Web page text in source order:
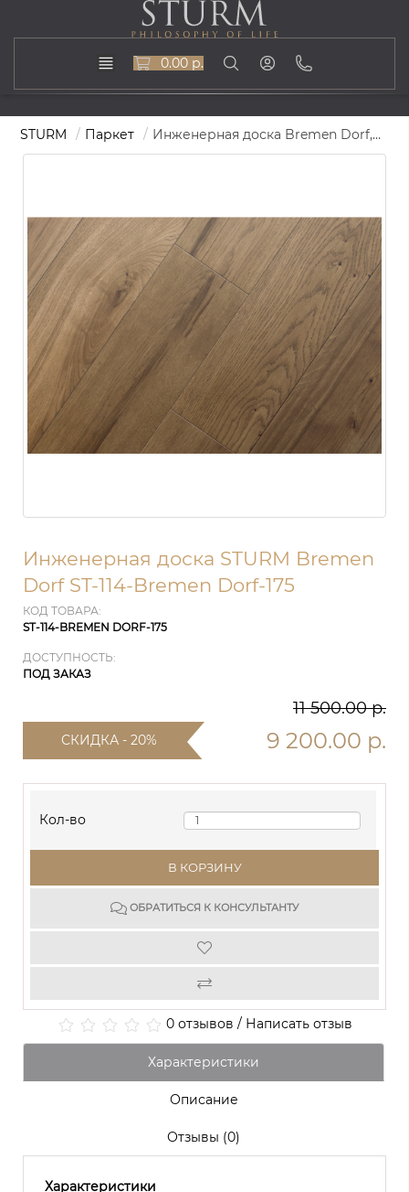
0.00 р.
STURM Паркет Инженерная доска Bremen Dorf, 400-1500х175, ST-114-Bremen Dorf-175
Инженерная доска STURM Bremen
Dorf ST-114-Bremen Dorf-175
КОД ТОВАРА:
ST-114-BREMEN DORF-175
ДОСТУПНОСТЬ:
ПОД ЗАКАЗ
11 500.00 р.
СКИДКА - 20% 9 200.00 р.
Кол-во
В КОРЗИНУ
ОБРАТИТЬСЯ К КОНСУЛЬТАНТУ
0 отзывов / Написать отзыв
Характеристики
Описание
Отзывы (0)
Характеристики